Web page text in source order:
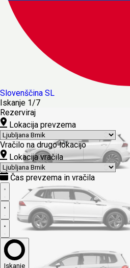
Slovenščina SL
Iskanje 1/7
Rezerviraj
Lokacija prevzema
Vračilo na drugo lokacijo
Lokacija vračila
Čas prevzema in vračila
Iskanje